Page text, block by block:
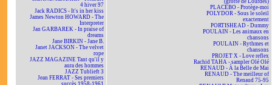
4 hiver 97
Jack RADICS - It's in her kiss
James Newton HOWARD - The
Interpreter
Jan GARBAREK - In praise of
dreams
Jane BIRKIN - Jane B.
Janet JACKSON - The velvet
rope
JAZZ MAGAZINE Tant qu'il y
aura des hommes
JAZZ Tublieft 3
Jean FERRAT - Ses premiers
succès 1958-1961
(grotte de Lourdes)
PLACEBO - Protège-moi
POLYDOR - Sous le soleil
exactement
PORTISHEAD - Dummy
POULAIN - Les animaux en
chansons
POULAIN - Rythmes et
chansons
PROJET X - Love reflex
Rachid TAHA - sampler Olé Olé
RENAUD - À la Belle de Mai
RENAUD - The meilleur of
Renaud 75-95